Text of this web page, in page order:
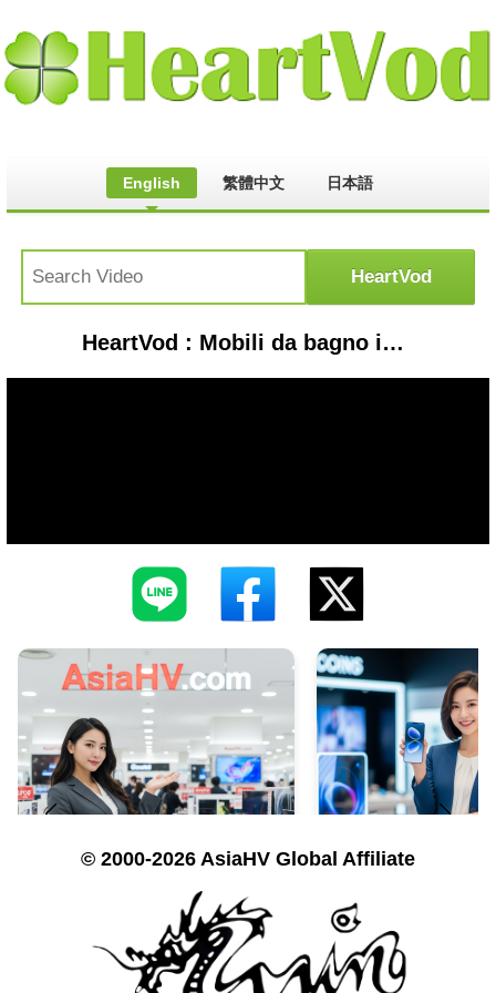
English 繁體中文 日本語
HeartVod : Mobili da bagno in stile classico - Lineatre
© 2000-2026 AsiaHV Global Affiliate